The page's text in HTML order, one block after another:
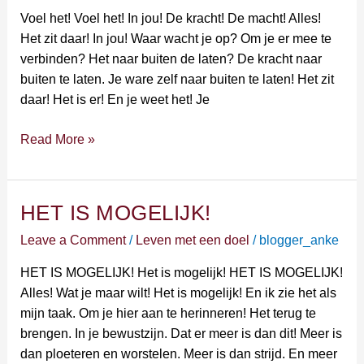
Voel het! Voel het! In jou! De kracht! De macht! Alles!
Het zit daar! In jou! Waar wacht je op? Om je er mee te
verbinden? Het naar buiten de laten? De kracht naar
buiten te laten. Je ware zelf naar buiten te laten! Het zit
daar! Het is er! En je weet het! Je
Read More »
HET IS MOGELIJK!
Leave a Comment / Leven met een doel / blogger_anke
HET IS MOGELIJK! Het is mogelijk! HET IS MOGELIJK!
Alles! Wat je maar wilt! Het is mogelijk! En ik zie het als
mijn taak. Om je hier aan te herinneren! Het terug te
brengen. In je bewustzijn. Dat er meer is dan dit! Meer is
dan ploeteren en worstelen. Meer is dan strijd. En meer
HET